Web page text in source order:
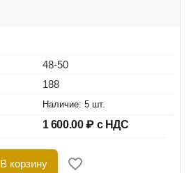
48-50
188
Наличие: 5 шт.
1 600.00 ₽ с НДС
В корзину